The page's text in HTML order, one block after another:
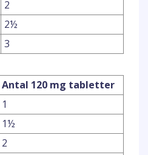
2
2½
3
Antal 120 mg tabletter
1
1½
2